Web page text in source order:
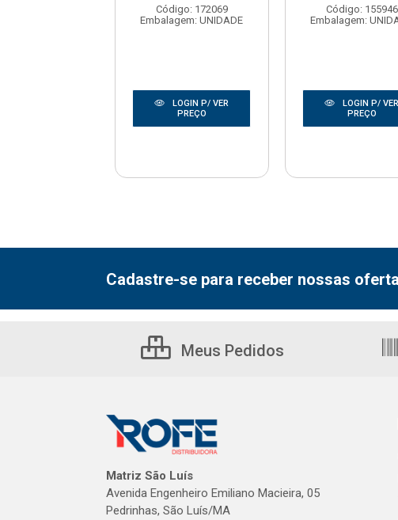
Código: 172069
Embalagem: UNIDADE
LOGIN P/ VER
PREÇO
Código: 155946
Embalagem:
LOGIN P/ VER
PREÇO
Cadastre-se para receber nossas
Meus Pedidos
Matriz São Luís
Avenida Engenheiro Emiliano Macieira, 05
Pedrinhas, São Luís/MA